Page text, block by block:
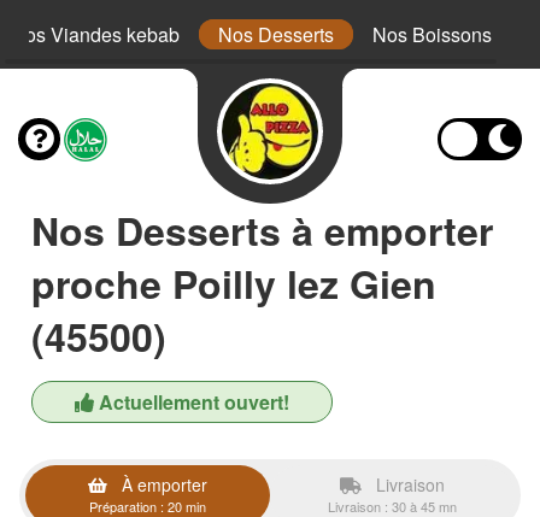
Nos Viandes kebab Nos Desserts Nos Boissons
Nos Desserts à emporter
proche Poilly lez Gien
(45500)
Actuellement ouvert!
À emporter
Préparation : 20 min
Livraison
Livraison : 30 à 45 mn